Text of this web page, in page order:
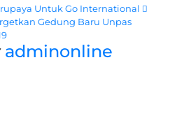
Untuk Go International
Gedung Baru Unpas
adminonline